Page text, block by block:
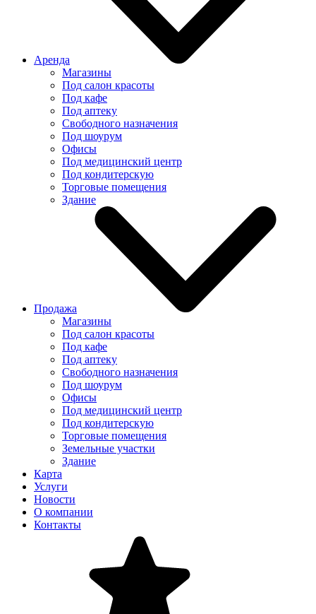
Аренда
Магазины
Под салон красоты
Под кафе
Под аптеку
Свободного назначения
Под шоурум
Офисы
Под медицинский центр
Под кондитерскую
Торговые помещения
Здание
Продажа
Магазины
Под салон красоты
Под кафе
Под аптеку
Свободного назначения
Под шоурум
Офисы
Под медицинский центр
Под кондитерскую
Торговые помещения
Земельные участки
Здание
Карта
Услуги
Новости
О компании
Контакты